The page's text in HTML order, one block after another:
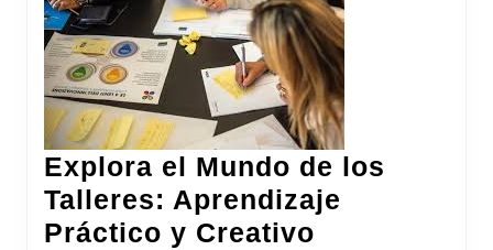
Explora el Mundo de los
Talleres: Aprendizaje
Práctico y Creativo